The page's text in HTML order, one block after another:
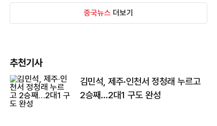
중국뉴스 더보기
추천기사
김민석, 제주·인천서 정청래 누르고
2승째…2대1 구도 완성